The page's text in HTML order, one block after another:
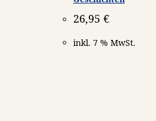
26,95 €
inkl. 7 % MwSt.